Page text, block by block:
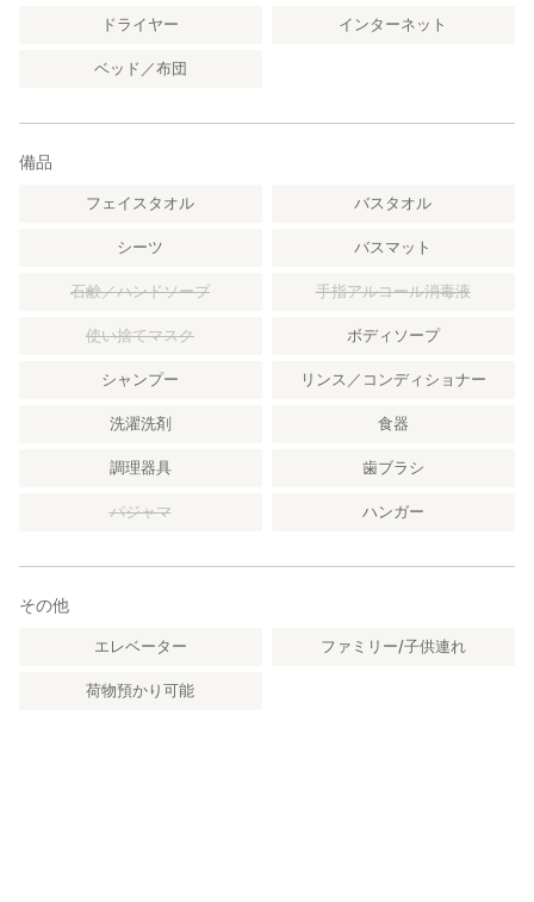
ドライヤー インターネット
ベッド／布団
備品
フェイスタオル バスタオル
シーツ バスマット
石鹸／ハンドソープ 手指アルコール消毒液
使い捨てマスク ボディソープ
シャンプー リンス／コンディショナー
洗濯洗剤 食器
調理器具 歯ブラシ
パジャマ ハンガー
その他
エレベーター ファミリー/子供連れ
荷物預かり可能